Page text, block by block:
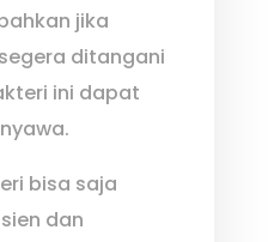
jika
ditangani
ini dapat
bisa saja
dan